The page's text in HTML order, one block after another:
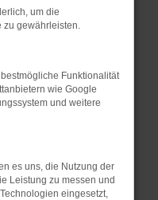
anderen Browser
und dein
Stand sind.
auch dazu führen,
nicht mehr
um die
zu gewährleisten.
Funktionalität
wie Google
und weitere
es uns, die Nutzung der
Leistung zu messen und
eingesetzt,